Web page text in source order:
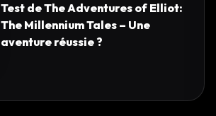
Test de The Adventures of Elliot:
The Millennium Tales – Une
aventure réussie ?